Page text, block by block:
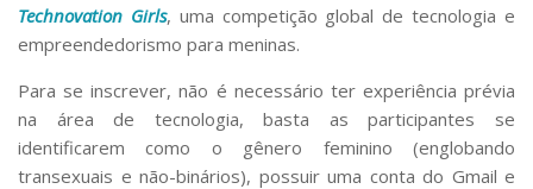
Technovation Girls, uma competição global de tecnologia e
empreendedorismo para meninas.
Para se inscrever, não é necessário ter experiência prévia
na área de tecnologia, basta as participantes se
identificarem como o gênero feminino (englobando
transexuais e não-binários), possuir uma conta do Gmail e